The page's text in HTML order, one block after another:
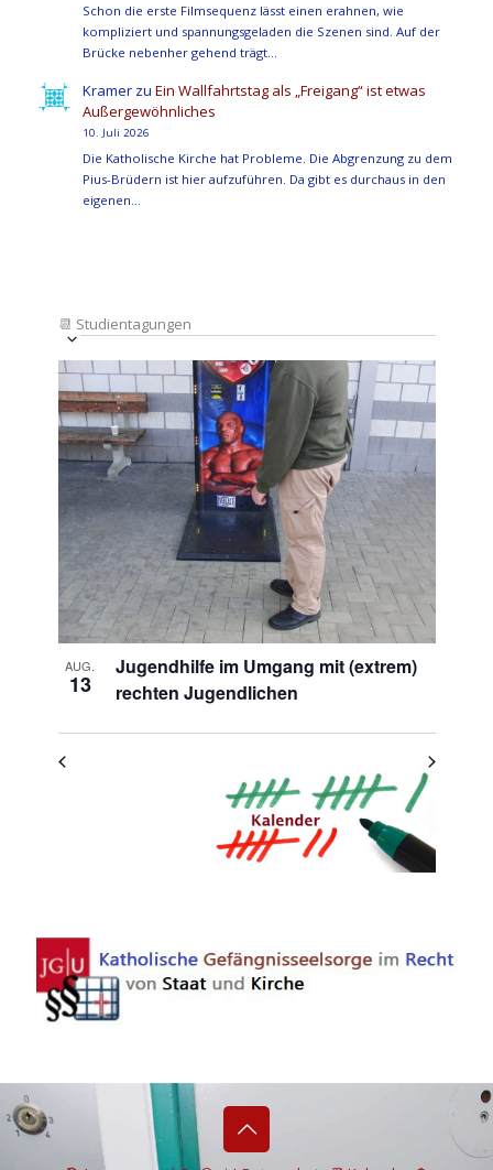
Schon die erste Filmsequenz lässt einen erahnen, wie
kompliziert und spannungsgeladen die Szenen sind. Auf der
Brücke nebenher gehend trägt…
Kramer zuEin Wallfahrtstag als „Freigang“ ist etwas
Außergewöhnliches
10. Juli 2026
Die Katholische Kirche hat Probleme. Die Abgrenzung zu dem
Pius-Brüdern ist hier aufzuführen. Da gibt es durchaus in den
eigenen…
📆 Studientagungen
Ansichten-
Navigation
Veranstaltung
Ansichten-
Navigation
Datum
auswählen.
List
of
Veranstaltungen
in
Photo
View
AUG.
13
Jugendhilfe im Umgang mit (extrem)
rechten Jugendlichen